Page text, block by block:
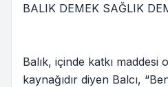
BALIK DEMEK SAĞLIK
Balık, içinde katkı maddesi
kaynağıdır diyen Balcı,